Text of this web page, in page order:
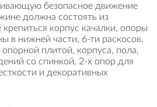
безопасное движение
должна состоять из
корпус качалки, опоры
в нижней части, 6-ти раскосов,
плитой, корпуса, пола,
со спинкой, 2-х опор для
и декоративных